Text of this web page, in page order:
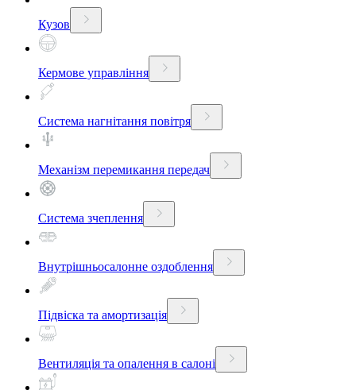
Кузов
Кермове управління
Система нагнітання повітря
Механізм перемикання передач
Система зчеплення
Внутрішньосалонне оздоблення
Підвіска та амортизація
Вентиляція та опалення в салоні